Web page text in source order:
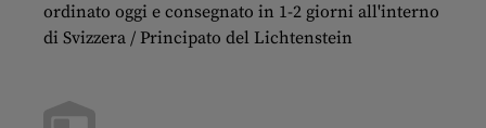
ordinato oggi e consegnato in 1-2 giorni all'interno
di Svizzera / Principato del Lichtenstein